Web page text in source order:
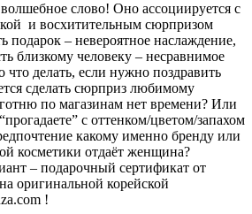
слово! Оно ассоциируется с
и восхитительным сюрпризом
подарок – невероятное наслаждение,
близкому человеку – несравнимое
что делать, если нужно поздравить
сделать сюрприз любимому
по магазинам нет времени? Или
с оттенком/цветом/запахом
какому именно бренду или
косметики отдаёт женщина?
– подарочный сертификат от
оригинальной корейской
!